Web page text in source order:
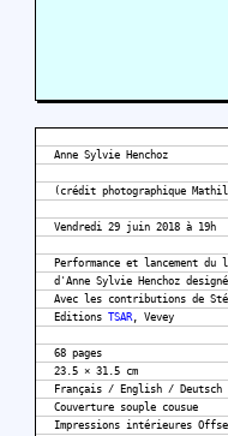
Anne Sylvie Henchoz
(crédit photographique
Vendredi 29 juin 2018 à 19h
Performance et lancement
d'Anne Sylvie Henchoz
Avec les contributions de
Editions TSAR, Vevey
68 pages
23.5 × 31.5 cm
Français / English / Deutsch
Couverture souple cousue
Impressions intérieures